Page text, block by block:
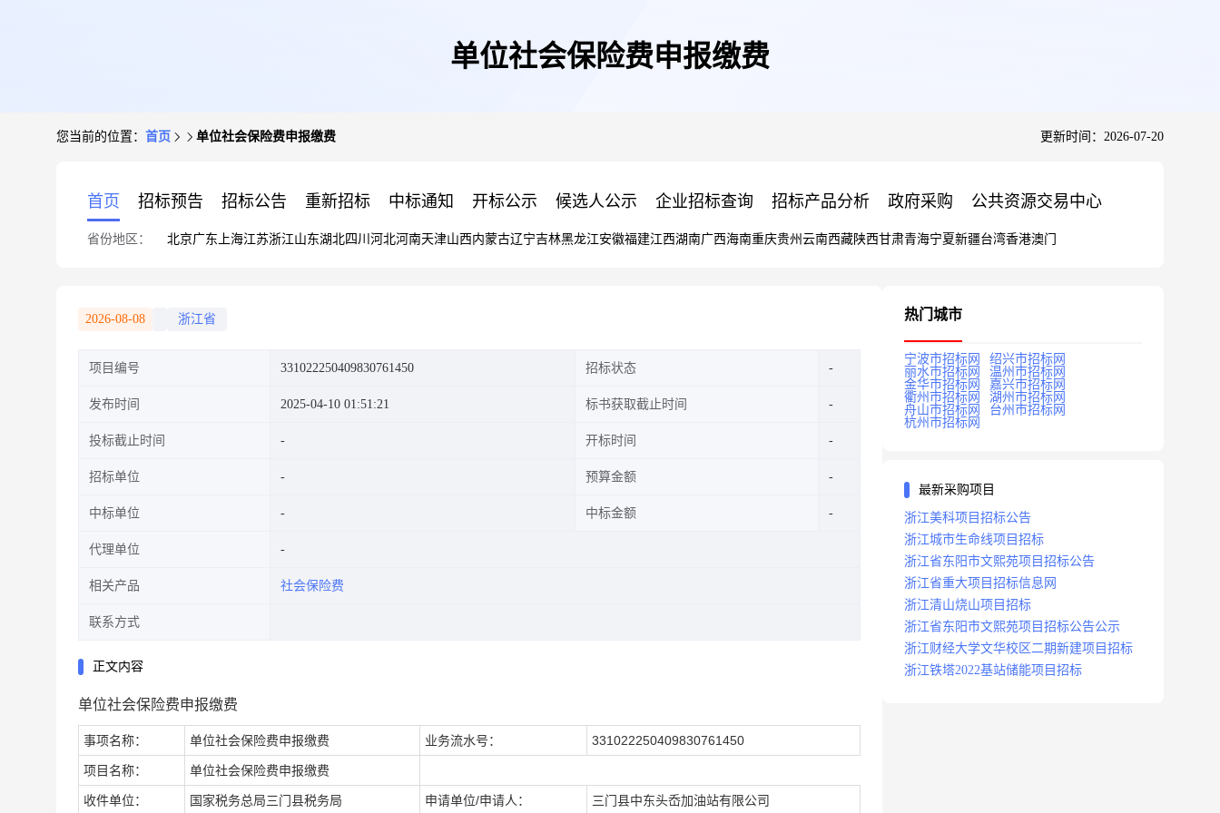
单位社会保险费申报缴费
您当前的位置： 首页 单位社会保险费申报缴费 更新时间：2026-07-20
首页 招标预告 招标公告 重新招标 中标通知 开标公示 候选人公示 企业招标查询 招标产品分析 政府采购 公共资源交易中心
省份地区： 北京广东 上海江苏浙江山东湖北四川 河北河南天津山西内蒙古辽宁吉林黑龙江安徽福建江西湖南广西海南重庆贵州 云南西藏陕西甘肃青海宁夏新疆台湾香港澳门
2026-08-08 浙江省
项目编号 331022250409830761450 招标状态
发布时间 2025-04-10 01:51:21 标书获取截止时间
投标截止时间 开标时间
招标单位 预算金额
中标单位 中标金额
代理单位
相关产品 社会保险费
联系方式
正文内容
单位社会保险费申报缴费
事项名称： 单位社会保险费申报缴费 业务流水号： 331022250409830761450
项目名称： 单位社会保险费申报缴费
收件单位： 国家税务总局三门县税务局 申请单位/申请人： 三门县中东头岙加油站有限公司
热门城市
宁波市招标网
绍兴市招标网
丽水市招标网
温州市招标网
金华市招标网
嘉兴市招标网
衢州市招标网
湖州市招标网
舟山市招标网
台州市招标网
杭州市招标网
最新采购项目
浙江美科项目招标公告
浙江城市生命线项目招标
浙江省东阳市文熙苑项目招标公告
浙江省重大项目招标信息网
浙江清山烧山项目招标
浙江省东阳市文熙苑项目招标公告公示
浙江财经大学文华校区二期新建项目招标
浙江铁塔2022基站储能项目招标